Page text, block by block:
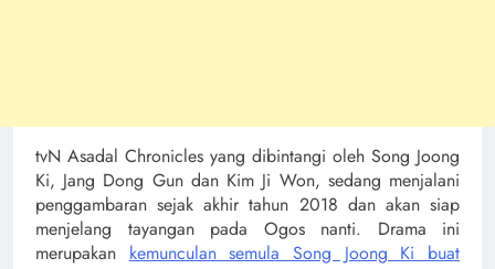
tvN Asadal Chronicles yang dibintangi oleh Song Joong
Ki, Jang Dong Gun dan Kim Ji Won, sedang menjalani
penggambaran sejak akhir tahun 2018 dan akan siap
menjelang tayangan pada Ogos nanti. Drama ini
merupakan kemunculan semula Song Joong Ki buat